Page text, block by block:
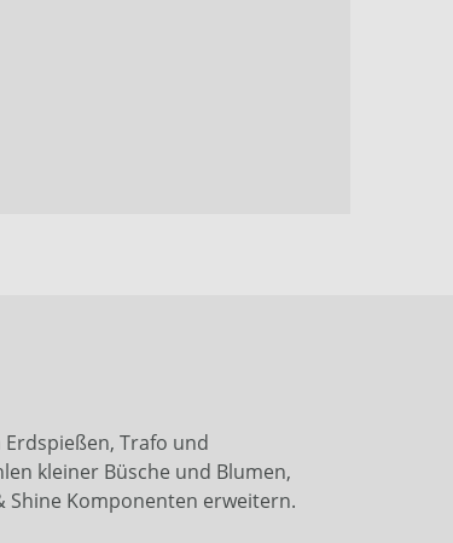
Trafo und
kleiner Büsche und Blumen,
Shine Komponenten erweitern.